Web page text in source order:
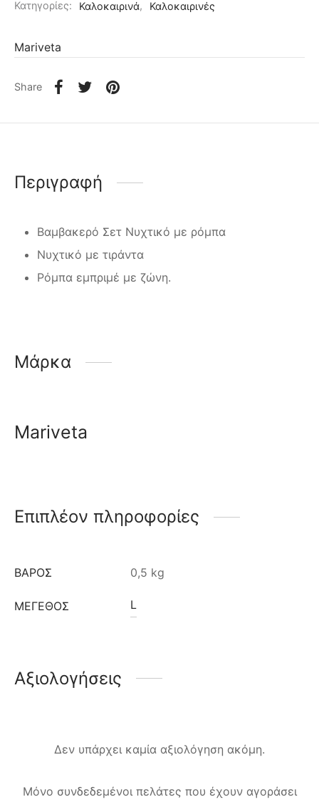
Κατηγορίες: Καλοκαιρινά, Καλοκαιρινές
Mariveta
Share
Περιγραφή
Βαμβακερό Σετ Νυχτικό με ρόμπα
Νυχτικό με τιράντα
Ρόμπα εμπριμέ με ζώνη.
Μάρκα
Mariveta
Επιπλέον πληροφορίες
ΒΆΡΟΣ 0,5 kg
ΜΈΓΕΘΟΣ L
Αξιολογήσεις
Δεν υπάρχει καμία αξιολόγηση ακόμη.
Μόνο συνδεδεμένοι πελάτες που έχουν αγοράσει